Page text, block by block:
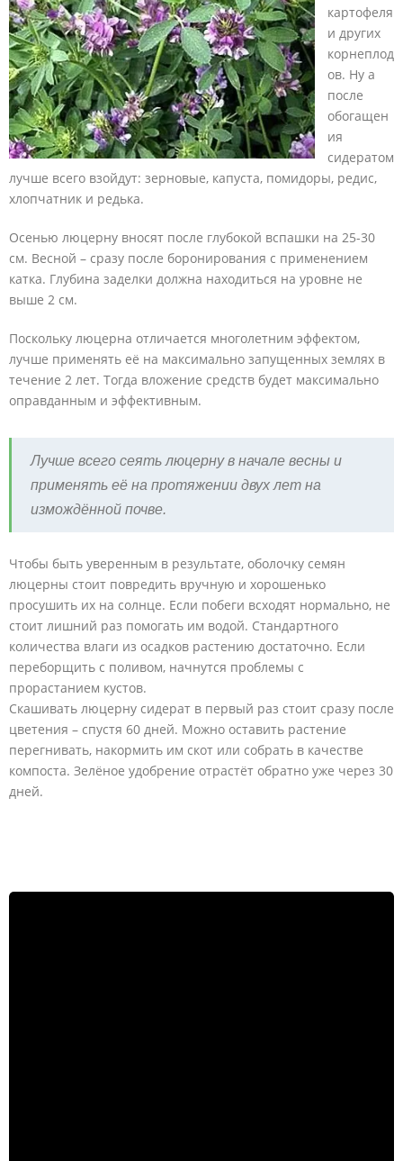
картофеля
и других
корнеплод
ов. Ну а
после
обогащен
ия
сидератом
лучше всего взойдут: зерновые, капуста, помидоры, редис,
хлопчатник и редька.
Осенью люцерну вносят после глубокой вспашки на 25-30
см. Весной – сразу после боронирования с применением
катка. Глубина заделки должна находиться на уровне не
выше 2 см.
Поскольку люцерна отличается многолетним эффектом,
лучше применять её на максимально запущенных землях в
течение 2 лет. Тогда вложение средств будет максимально
оправданным и эффективным.
Лучше всего сеять люцерну в начале весны и
применять её на протяжении двух лет на
измождённой почве.
Чтобы быть уверенным в результате, оболочку семян
люцерны стоит повредить вручную и хорошенько
просушить их на солнце. Если побеги всходят нормально, не
стоит лишний раз помогать им водой. Стандартного
количества влаги из осадков растению достаточно. Если
переборщить с поливом, начнутся проблемы с
прорастанием кустов.
Скашивать люцерну сидерат в первый раз стоит сразу после
цветения – спустя 60 дней. Можно оставить растение
перегнивать, накормить им скот или собрать в качестве
компоста. Зелёное удобрение отрастёт обратно уже через 30
дней.